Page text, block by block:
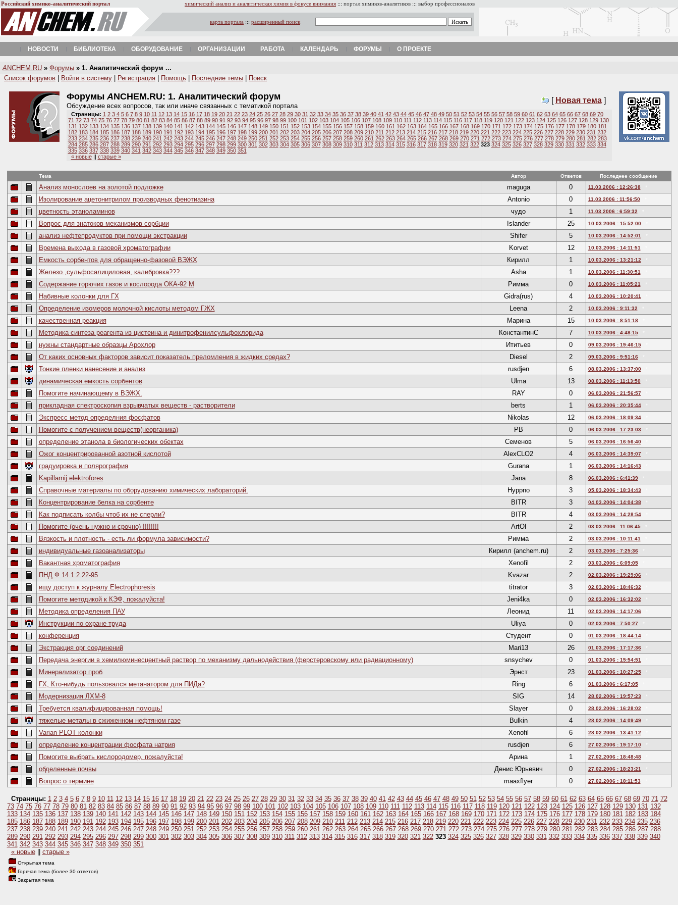
Российский химико-аналитический портал химический анализ и аналитическая химия в фокусе внимания ::: портал химиков-аналитиков ::: выбор профессионалов
карта портала ::: расширенный поиск
НОВОСТИ БИБЛИОТЕКА ОБОРУДОВАНИЕ ОРГАНИЗАЦИИ РАБОТА КАЛЕНДАРЬ ФОРУМЫ О ПРОЕКТЕ
A NCHEM.RU » Форумы » 1. Аналитический форум ...
Список форумов
Войти в систему Регистрация Помощь Последние темы Поиск
ФорумыANCHEM.RU: 1. Аналитический форум
Обсуждение всех вопросов, так или иначе связанных с тематикой портала
[ Новая тема]
Страницы: 1 2 3 4 5 6 7 8 9 10 11 12 13 14 15 16 17 18 19 20 21 22 23 24 25 26 27 28 29 30 31 32 33 34 35 36 37 38 39 40 41 42 43 44 45 46 47 48 49 50 51 52 53 54 55 56 57 58 59 60 61 62 63 64 65 66 67 68 69 70
71 72 73 74 75 76 77 78 79 80 81 82 83 84 85 86 87 88 89 90 91 92 93 94 95 96 97 98 99 100 101 102 103 104 105 106 107 108 109 110 111 112 113 114 115 116 117 118 119 120 121 122 123 124 125 126 127 128 129 130
131 132 133 134 135 136 137 138 139 140 141 142 143 144 145 146 147 148 149 150 151 152 153 154 155 156 157 158 159 160 161 162 163 164 165 166 167 168 169 170 171 172 173 174 175 176 177 178 179 180 181
182 183 184 185 186 187 188 189 190 191 192 193 194 195 196 197 198 199 200 201 202 203 204 205 206 207 208 209 210 211 212 213 214 215 216 217 218 219 220 221 222 223 224 225 226 227 228 229 230 231 232
233 234 235 236 237 238 239 240 241 242 243 244 245 246 247 248 249 250 251 252 253 254 255 256 257 258 259 260 261 262 263 264 265 266 267 268 269 270 271 272 273 274 275 276 277 278 279 280 281 282 283
284 285 286 287 288 289 290 291 292 293 294 295 296 297 298 299 300 301 302 303 304 305 306 307 308 309 310 311 312 313 314 315 316 317 318 319 320 321 322 323 324 325 326 327 328 329 330 331 332 333 334
335 336 337 338 339 340 341 342 343 344 345 346 347 348 349 350 351
« новые|| старые »
Тема Автор Ответов Последнее сообщение
Анализ монослоев на золотой подложке maguga 0 11.03.2006 : 12:26:38
Изолирование ацетонитрилом производных фенотиазина Antonio 0 11.03.2006 : 11:56:50
цветность этаноламинов чудо 1 11.03.2006 : 6:59:32
Вопрос для знатоков механизмов сорбции Islander 25 10.03.2006 : 15:52:00
анализ нефтепродуктов при помощи экстракции Shifer 5 10.03.2006 : 14:52:01
Времена выхода в газовой хроматографии Korvet 12 10.03.2006 : 14:11:51
Емкость сорбентов для обращенно-фазовой ВЭЖХ Кирилл 1 10.03.2006 : 13:21:12
Железо ,сульфосалициловая, калибровка??? Asha 1 10.03.2006 : 11:30:51
Содержание горючих газов и кослорода ОКА-92 М Римма 0 10.03.2006 : 11:05:21
Набивные колонки для ГХ Gidra(rus) 4 10.03.2006 : 10:20:41
Определение изомеров молочной кислоты методом ГЖХ Leena 2 10.03.2006 : 9:11:32
качественная реакция Марина 15 10.03.2006 : 8:51:18
Методика синтеза реагента из цистеина и динитрофенилсульфохлорида КонстантинС 7 10.03.2006 : 4:48:15
нужны стандартные образцы Арохлор Ититьев 0 09.03.2006 : 19:46:15
От каких основных факторов зависит показатель преломления в жидких средах? Diesel 2 09.03.2006 : 9:51:16
Тонкие пленки нанесение и анализ rusdjen 6 08.03.2006 : 13:37:00
динамическая емкость сорбентов Ulma 13 08.03.2006 : 11:13:50
Помогите начинающему в ВЭЖХ. RAY 0 06.03.2006 : 21:56:57
прикладная спектроскопия взрывчатых веществ - растворители berts 1 06.03.2006 : 20:35:44
Экспресс метод определния фосфатов Nikolas 12 06.03.2006 : 18:09:34
Помогите с получением веществ(неорганика) PB 0 06.03.2006 : 17:23:03
определение этанола в биологических обектах Семенов 5 06.03.2006 : 16:56:40
Ожог концентрированной азотной кислотой AlexCLO2 4 06.03.2006 : 14:39:07
градуировка и полярография Gurana 1 06.03.2006 : 14:16:43
Kapillarnij elektrofores Jana 8 06.03.2006 : 6:41:39
Справочные материалы по оборудованию химических лабораторий. Hyppno 3 05.03.2006 : 18:34:43
Концентрирование белка на сорбенте BITR 3 04.03.2006 : 14:04:38
Как подписать колбы чтоб их не сперли? BITR 4 03.03.2006 : 14:28:54
Помогите (очень нужно и срочно) !!!!!!!! ArtOl 2 03.03.2006 : 11:06:45
Вязкость и плотность - есть ли формула зависимости? Римма 2 03.03.2006 : 10:11:41
индивидуальные газоанализаторы Кирилл (anchem.ru) 2 03.03.2006 : 7:25:36
Вакантная хроматография Xenofil 2 03.03.2006 : 6:09:05
ПНД Ф 14.1:2.22-95 Kvazar 2 02.03.2006 : 19:29:06
ищу доступ к журналу Electrophoresis titrator 3 02.03.2006 : 18:46:32
Помогите методикой к КЭФ, пожалуйста! Jeni4ka 0 02.03.2006 : 16:32:02
Методика определения ПАУ Леонид 11 02.03.2006 : 14:17:06
Инструкции по охране труда Uliya 0 02.03.2006 : 7:50:27
конференция Cтудент 0 01.03.2006 : 18:44:14
Экстракция орг соединений Mari13 26 01.03.2006 : 17:17:36
Передача энергии в хемилюминесцентный раствор по механизму дальнодействия (ферстеровскому или радиационному) snsychev 0 01.03.2006 : 15:54:51
Минерализатор проб Эрнст 23 01.03.2006 : 10:27:25
ГХ, Кто-нибудь пользовался метанатором для ПИДа? Ring 6 01.03.2006 : 6:17:05
Модернизация ЛХМ-8 SIG 14 28.02.2006 : 19:57:23
Требуется квалифицированная помощь! Slayer 0 28.02.2006 : 16:28:02
тяжелые металы в сжиженном нефтяном газе Bulkin 4 28.02.2006 : 14:09:49
Varian PLOT колонки Xenofil 6 28.02.2006 : 13:41:12
определение концентрации фосфата натрия rusdjen 6 27.02.2006 : 19:17:10
Помогите выбрать кислородомер, пожалуйста! Арина 1 27.02.2006 : 18:48:48
обделенные почвы Денис Юрьевич 0 27.02.2006 : 18:23:21
Вопрос о термине maaxflyer 0 27.02.2006 : 18:11:53
Страницы: 1 2 3 4 5 6 7 8 9 10 11 12 13 14 15 16 17 18 19 20 21 22 23 24 25 26 27 28 29 30 31 32 33 34 35 36 37 38 39 40 41 42 43 44 45 46 47 48 49 50 51 52 53 54 55 56 57 58 59 60 61 62 63 64 65 66 67 68 69 70 71 72
73 74 75 76 77 78 79 80 81 82 83 84 85 86 87 88 89 90 91 92 93 94 95 96 97 98 99 100 101 102 103 104 105 106 107 108 109 110 111 112 113 114 115 116 117 118 119 120 121 122 123 124 125 126 127 128 129 130 131 132
133 134 135 136 137 138 139 140 141 142 143 144 145 146 147 148 149 150 151 152 153 154 155 156 157 158 159 160 161 162 163 164 165 166 167 168 169 170 171 172 173 174 175 176 177 178 179 180 181 182 183 184
185 186 187 188 189 190 191 192 193 194 195 196 197 198 199 200 201 202 203 204 205 206 207 208 209 210 211 212 213 214 215 216 217 218 219 220 221 222 223 224 225 226 227 228 229 230 231 232 233 234 235 236
237 238 239 240 241 242 243 244 245 246 247 248 249 250 251 252 253 254 255 256 257 258 259 260 261 262 263 264 265 266 267 268 269 270 271 272 273 274 275 276 277 278 279 280 281 282 283 284 285 286 287 288
289 290 291 292 293 294 295 296 297 298 299 300 301 302 303 304 305 306 307 308 309 310 311 312 313 314 315 316 317 318 319 320 321 322 323 324 325 326 327 328 329 330 331 332 333 334 335 336 337 338 339 340
341 342 343 344 345 346 347 348 349 350 351
« новые|| старые »
Открытая тема
Горячая тема (более 30 ответов)
Закрытая тема